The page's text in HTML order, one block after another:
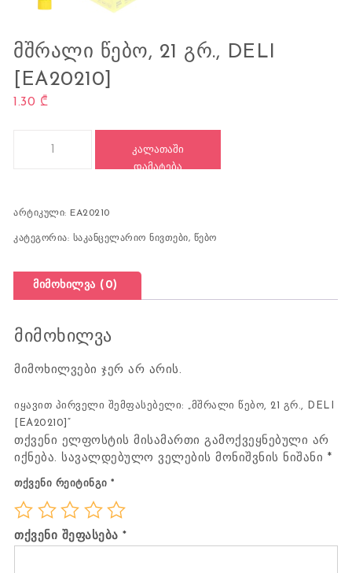
ᲛᲨᲠᲐᲚᲘ ᲬᲔᲑᲝ, 21 ᲒᲠ., DELI
[EA20210]
1.30 ₾
ᲙᲐᲚᲐᲗᲐᲨᲘ
ᲓᲐᲛᲐᲢᲔᲑᲐ
არტიკული: EA20210
კატეგორია: საკანცელარიო ნივთები, წებო
მიმოხილვა (0)
მიმოხილვა
მიმოხილვები ჯერ არ არის.
იყავით პირველი შემფასებელი: „მშრალი წებო, 21 გრ., DELI
[EA20210]“
თქვენი ელფოსტის მისამართი გამოქვეყნებული არ
იქნება. სავალდებულო ველების მონიშვნის ნიშანი *
თქვენი რეიტინგი*
თქვენი შეფასება*